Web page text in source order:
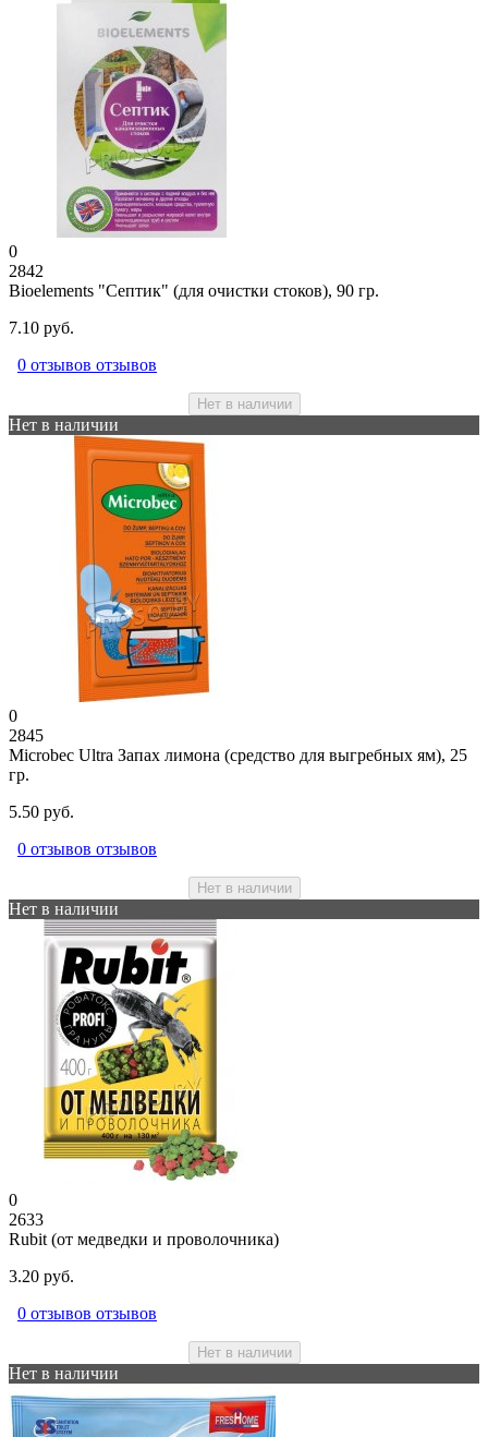
0
2842
Bioelements "Септик" (для очистки стоков), 90 гр.
7.10 руб.
0 отзывов отзывов
Нет в наличии
Нет в наличии
0
2845
Microbec Ultra Запах лимона (средство для выгребных ям), 25
гр.
5.50 руб.
0 отзывов отзывов
Нет в наличии
Нет в наличии
0
2633
Rubit (от медведки и проволочника)
3.20 руб.
0 отзывов отзывов
Нет в наличии
Нет в наличии